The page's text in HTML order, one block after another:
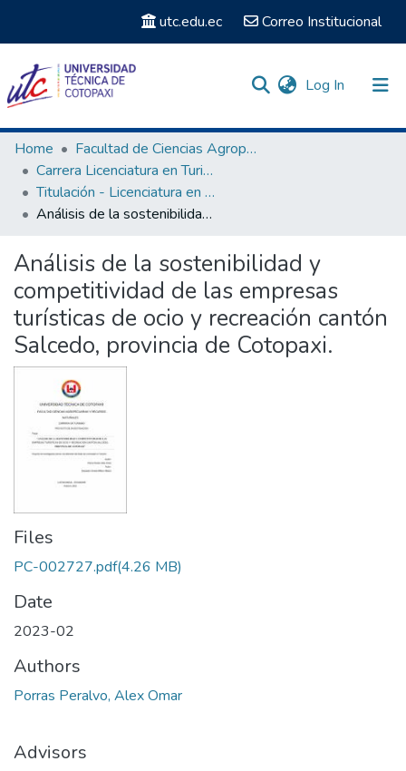
utc.edu.ec Correo Institucional
Log In (current)
Communities & Collections
Search
Statistics
Home
Facultad de Ciencias Agropecuarias y Recursos Naturales
Carrera Licenciatura en Turismo
Titulación - Licenciatura en Turismo
Análisis de la sostenibilidad y competitividad de las empresas turísticas de ocio y recreación cantón Salcedo, provincia de Cotopaxi.
Análisis de la sostenibilidad y
competitividad de las empresas
turísticas de ocio y recreación cantón
Salcedo, provincia de Cotopaxi.
Files
PC-002727.pdf(4.26 MB)
Date
2023-02
Authors
Porras Peralvo, Alex Omar
Advisors